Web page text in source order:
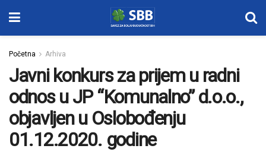
Početna Arhiva
Javni konkurs za prijem u radni
odnos u JP “Komunalno” d.o.o.,
objavljen u Oslobođenju
01.12.2020. godine